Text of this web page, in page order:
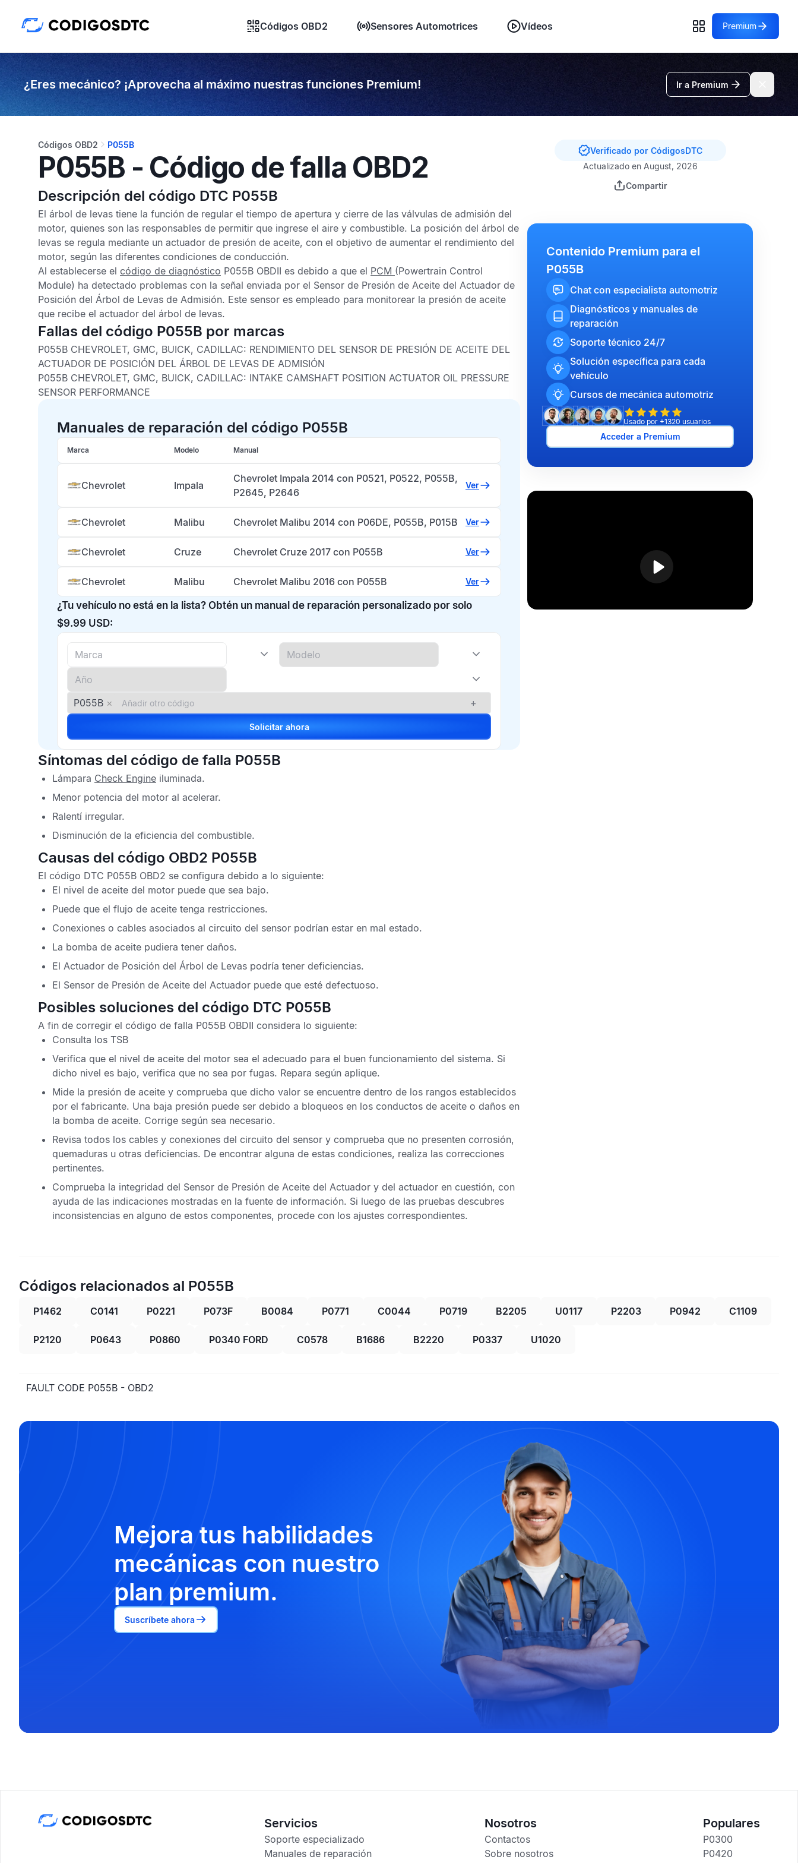
Códigos OBD2 Sensores Automotrices Vídeos Premium
¿Eres mecánico? ¡Aprovecha al máximo nuestras funciones Premium! Ir a Premium
Códigos OBD2 P055B
P055B - Código de falla OBD2
Descripción del código DTC P055B
El árbol de levas tiene la función de regular el tiempo de apertura y cierre de las válvulas de admisión del
motor, quienes son las responsables de permitir que ingrese el aire y combustible. La posición del árbol de
levas se regula mediante un actuador de presión de aceite, con el objetivo de aumentar el rendimiento del
motor, según las diferentes condiciones de conducción.
Al establecerse el código de diagnóstico P055B OBDII es debido a que el PCM (Powertrain Control
Module) ha detectado problemas con la señal enviada por el Sensor de Presión de Aceite del Actuador de
Posición del Árbol de Levas de Admisión. Este sensor es empleado para monitorear la presión de aceite
que recibe el actuador del árbol de levas.
Fallas del código P055B por marcas
P055B CHEVROLET, GMC, BUICK, CADILLAC: RENDIMIENTO DEL SENSOR DE PRESIÓN DE ACEITE DEL
ACTUADOR DE POSICIÓN DEL ÁRBOL DE LEVAS DE ADMISIÓN
P055B CHEVROLET, GMC, BUICK, CADILLAC: INTAKE CAMSHAFT POSITION ACTUATOR OIL PRESSURE
SENSOR PERFORMANCE
Manuales de reparación del código P055B
Marca Modelo Manual
Chevrolet Impala
Chevrolet Impala 2014 con P0521, P0522, P055B,
P2645, P2646
Ver
Chevrolet Malibu Chevrolet Malibu 2014 con P06DE, P055B, P015B Ver
Chevrolet Cruze Chevrolet Cruze 2017 con P055B Ver
Chevrolet Malibu Chevrolet Malibu 2016 con P055B Ver
¿Tu vehículo no está en la lista? Obtén un manual de reparación personalizado por solo
$9.99 USD:
P055B × +
Solicitar ahora
Síntomas del código de falla P055B
Lámpara Check Engine iluminada.
Menor potencia del motor al acelerar.
Ralentí irregular.
Disminución de la eficiencia del combustible.
Causas del código OBD2 P055B
El código DTC P055B OBD2 se configura debido a lo siguiente:
El nivel de aceite del motor puede que sea bajo.
Puede que el flujo de aceite tenga restricciones.
Conexiones o cables asociados al circuito del sensor podrían estar en mal estado.
La bomba de aceite pudiera tener daños.
El Actuador de Posición del Árbol de Levas podría tener deficiencias.
El Sensor de Presión de Aceite del Actuador puede que esté defectuoso.
Posibles soluciones del código DTC P055B
A fin de corregir el código de falla P055B OBDII considera lo siguiente:
Consulta los TSB
Verifica que el nivel de aceite del motor sea el adecuado para el buen funcionamiento del sistema. Si
dicho nivel es bajo, verifica que no sea por fugas. Repara según aplique.
Mide la presión de aceite y comprueba que dicho valor se encuentre dentro de los rangos establecidos
por el fabricante. Una baja presión puede ser debido a bloqueos en los conductos de aceite o daños en
la bomba de aceite. Corrige según sea necesario.
Revisa todos los cables y conexiones del circuito del sensor y comprueba que no presenten corrosión,
quemaduras u otras deficiencias. De encontrar alguna de estas condiciones, realiza las correcciones
pertinentes.
Comprueba la integridad del Sensor de Presión de Aceite del Actuador y del actuador en cuestión, con
ayuda de las indicaciones mostradas en la fuente de información. Si luego de las pruebas descubres
inconsistencias en alguno de estos componentes, procede con los ajustes correspondientes.
Verificado por CódigosDTC
Actualizado en August, 2026
Compartir
Contenido Premium para el
P055B
Chat con especialista automotriz
Diagnósticos y manuales de
reparación
Soporte técnico 24/7
Solución específica para cada
vehículo
Cursos de mecánica automotriz
Usado por +1320 usuarios
Acceder a Premium
Códigos relacionados al P055B
P1462 C0141 P0221 P073F B0084 P0771 C0044 P0719 B2205 U0117 P2203 P0942 C1109
P2120 P0643 P0860 P0340 FORD C0578 B1686 B2220 P0337 U1020
FAULT CODE P055B - OBD2
Mejora tus habilidades
mecánicas con nuestro
plan premium.
Suscríbete ahora
Servicios
Soporte especializado
Manuales de reparación
Nosotros
Contactos
Sobre nosotros
Populares
P0300
P0420